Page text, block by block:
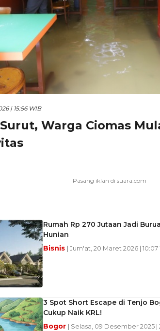
| 15:56 WIB
Warga Ciomas
Rumah Rp 270 Jutaan Jadi
Hunian
Bisnis | Jum'at, 20 Maret 2026 | 10:07
3 Spot Short Escape di Tenjo
Cukup Naik KRL!
Bogor | Selasa, 09 Desember 2025 |